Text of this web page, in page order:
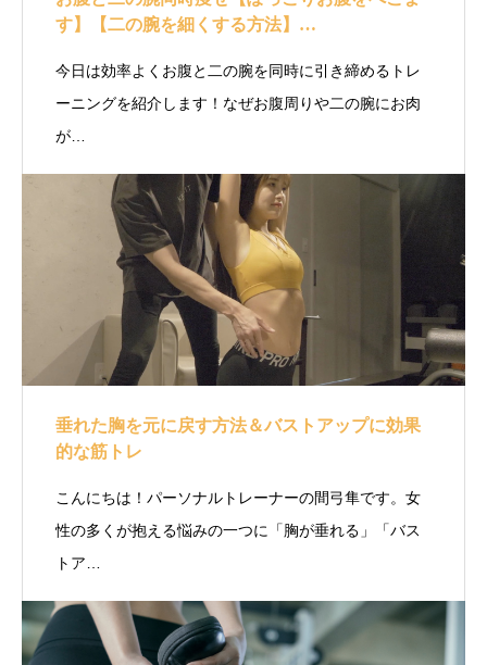
す】【二の腕を細くする方法】…
今日は効率よくお腹と二の腕を同時に引き締めるトレ
ーニングを紹介します！なぜお腹周りや二の腕にお肉
が…
垂れた胸を元に戻す方法＆バストアップに効果
的な筋トレ
こんにちは！パーソナルトレーナーの間弓隼です。女
性の多くが抱える悩みの一つに「胸が垂れる」「バス
トア…